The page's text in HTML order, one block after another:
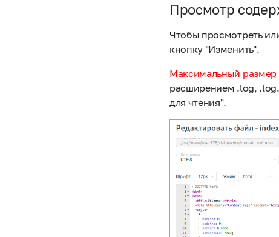
Просмотр
Чтобы просмотреть
кнопку "Изменить".
Максимальный размер
расширением .log,
для чтения".